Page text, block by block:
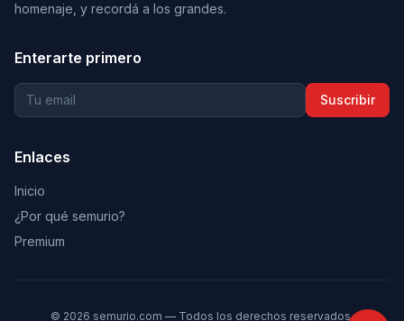
homenaje, y recordá a los grandes.
Enterarte primero
Suscribir
Enlaces
Inicio
¿Por qué semurio?
Premium
© 2026 semurio.com — Todos los derechos reservados.